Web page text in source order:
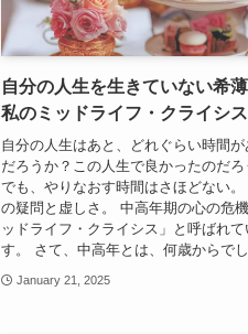
自分の人生を生きていない希薄
私のミッドライフ・クライシス
自分の人生はあと、どれぐらい時間
だろうか？この人生で良かったのだろ
でも、やりなおす時間はさほどない
の疑問と虚しさ。 中高年期の心の危
ッドライフ・クライシス」と呼ばれて
す。 さて、中高年とは、何歳からでし
January 21, 2025